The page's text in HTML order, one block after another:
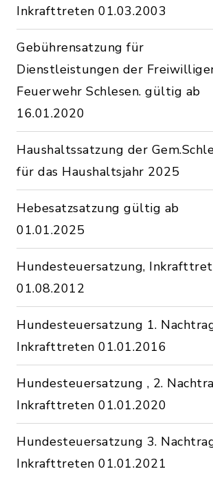
Inkrafttreten 01.03.2003
Gebührensatzung für
Dienstleistungen der
Feuerwehr Schlesen. gültig ab
16.01.2020
Haushaltssatzung der
für das Haushaltsjahr 2025
Hebesatzsatzung gültig ab
01.01.2025
Hundesteuersatzung,
01.08.2012
Hundesteuersatzung 1.
Inkrafttreten 01.01.2016
Hundesteuersatzung , 2.
Inkrafttreten 01.01.2020
Hundesteuersatzung 3.
Inkrafttreten 01.01.2021